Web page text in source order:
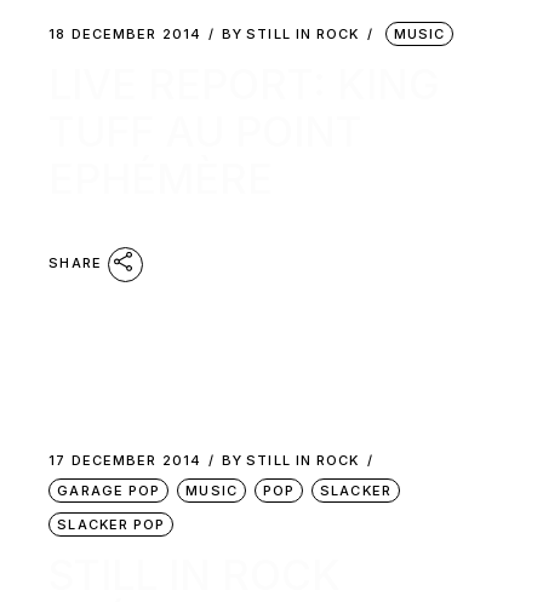
18 DECEMBER 2014 BY STILL IN ROCK MUSIC
SHARE
17 DECEMBER 2014 BY STILL IN ROCK
GARAGE POP
MUSIC POP
SLACKER
SLACKER POP